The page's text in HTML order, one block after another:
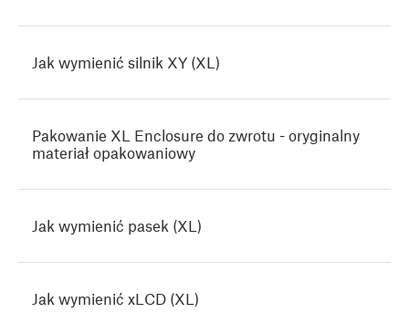
Jak wymienić silnik XY (XL)
Pakowanie XL Enclosure do zwrotu - oryginalny
materiał opakowaniowy
Jak wymienić pasek (XL)
Jak wymienić xLCD (XL)